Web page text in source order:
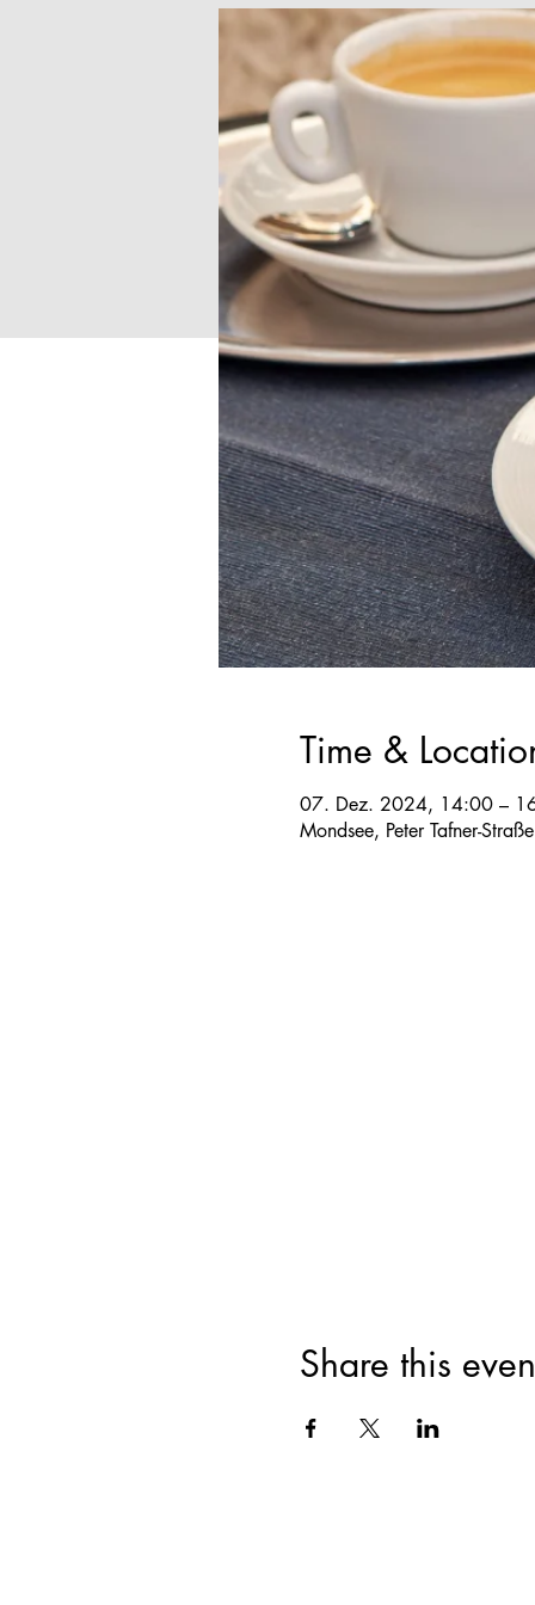
Time &
07. Dez. 2024, 14:00 –
Mondsee, Peter Tafner-
Share this